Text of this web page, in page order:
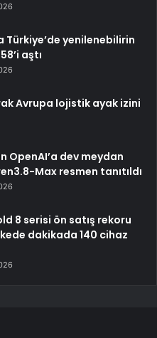
Türkiye’de yenilenebilirin
aştı
Avrupa lojistik ayak izini
OpenAI’a dev meydan
Max resmen tanıtıldı
8 serisi ön satış rekoru
dakikada 140 cihaz